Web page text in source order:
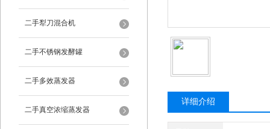
二手犁刀混合机
二手不锈钢发酵罐
二手多效蒸发器
二手真空浓缩蒸发器
详细介绍